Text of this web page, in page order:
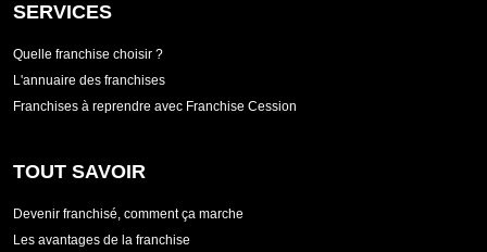
SERVICES
Quelle franchise choisir ?
L'annuaire des franchises
Franchises à reprendre avec Franchise Cession
TOUT SAVOIR
Devenir franchisé, comment ça marche
Les avantages de la franchise